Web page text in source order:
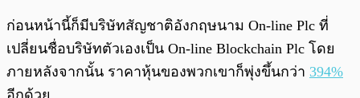
ก่อนหน้านี้ก็มีบริษัทสัญชาติอังกฤษนาม On-line Plc ที่
เปลี่ยนชื่อบริษัทตัวเองเป็น On-line Blockchain Plc โดย
ภายหลังจากนั้น ราคาหุ้นของพวกเขาก็พุ่งขึ้นกว่า 394%
อีกด้วย